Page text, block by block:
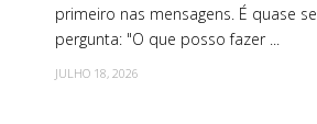
primeiro nas mensagens. É quase
pergunta: "O que posso fazer ...
JULHO 18, 2026